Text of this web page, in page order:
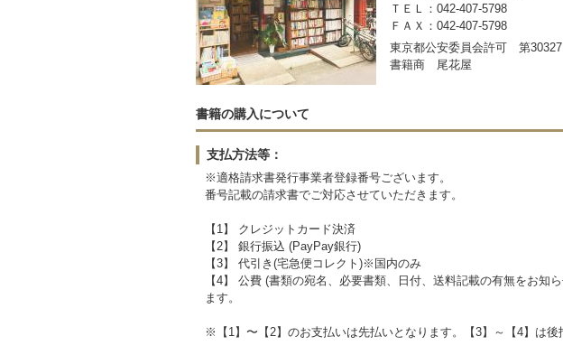
ＴＥＬ：042-407-5798
ＦＡＸ：042-407-5798
東京都公安委員会許可 第
書籍商 尾花屋
書籍の購入について
支払方法等：
※適格請求書発行事業者登録番号ございます。
番号記載の請求書でご対応させていただきます。
【1】 クレジットカード決済
【2】 銀行振込 (PayPay銀行)
【3】 代引き(宅急便コレクト)※国内のみ
【4】 公費 (書類の宛名、必要書類、日付、送料記載の有無をお
ます。
※【1】〜【2】のお支払いは先払いとなります。【3】～【4】は